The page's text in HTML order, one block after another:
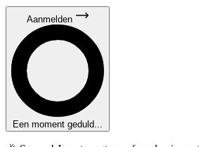
Aanmelden
Een moment geduld...